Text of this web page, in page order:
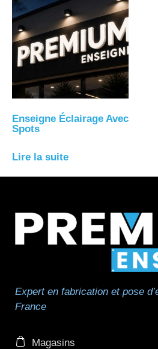
Enseigne Éclairage Avec
Spots
Lire la suite
Expert en fabrication et pose
France
Magasins